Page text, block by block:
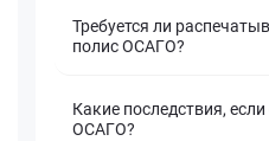
Требуется ли
полис ОСАГО?
Какие последствия,
ОСАГО?